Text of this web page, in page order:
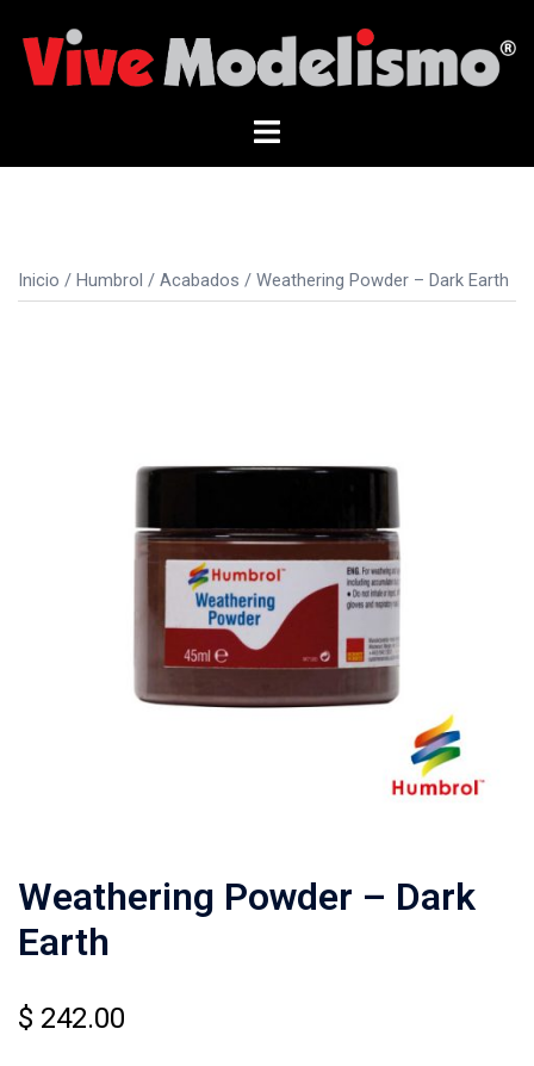
contenido
Alternar
Inicio / Humbrol / Acabados / Weathering Powder – Dark Earth
Weathering Powder – Dark
Earth
$ 242.00